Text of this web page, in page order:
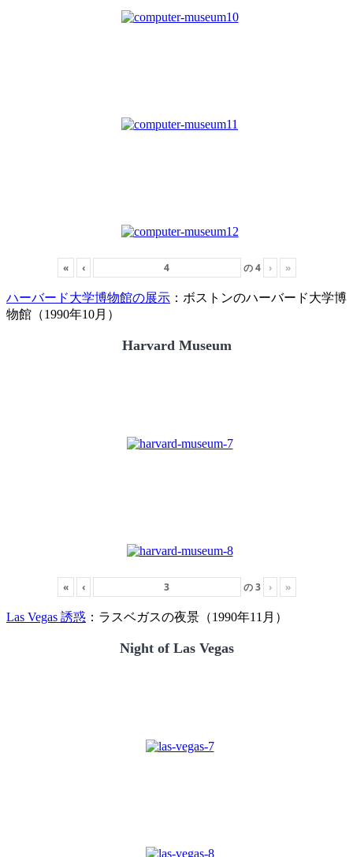
« ‹ の4 › »
ハーバード大学博物館の展示 ：ボストンのハーバード大学博
物館（1990年10月）
Harvard Museum
« ‹ の3 › »
Las Vegas 誘惑 ：ラスベガスの夜景（1990年11月）
Night of Las Vegas